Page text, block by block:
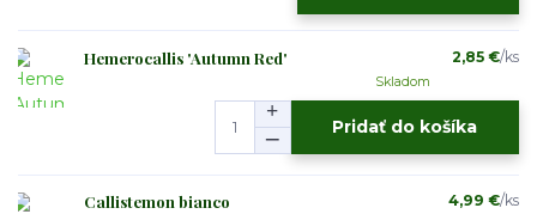
Hemerocallis 'Autumn Red' 2,85 €/ks
Skladom
Pridať do košíka
Callistemon bianco 4,99 €/ks